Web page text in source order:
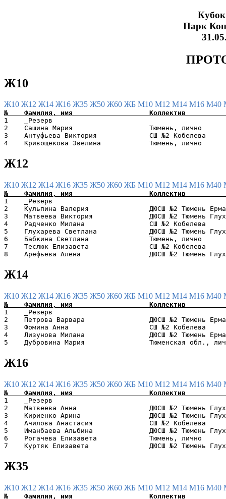
Парк
Ж10
Ж10 Ж12 Ж14 Ж16 Ж35 Ж50 Ж60 ЖБ М10 М12 М14 М16 М40
1    _Резерв
2    Сашина Мария                   Тюмень, лично
3    Антуфьева Виктория             СШ №2
Ж12
Ж10 Ж12 Ж14 Ж16 Ж35 Ж50 Ж60 ЖБ М10 М12 М14 М16 М40
1    _Резерв
2    Кульпина Валерия               ДЮСШ №2 Тюмень
3    Матвеева Виктория              ДЮСШ №2
4    Радченко Милана                СШ №2
5    Глухарева Светлана             ДЮСШ №2
6    Бабкина Светлана               Тюмень,
7    Теслюк Елизавета               СШ №2
Ж14
Ж10 Ж12 Ж14 Ж16 Ж35 Ж50 Ж60 ЖБ М10 М12 М14 М16 М40
1    _Резерв
2    Петрова Варвара                ДЮСШ №2 Тюмень
3    Фомина Анна                    СШ №2
4    Лизунова Милана                ДЮСШ №2 Тюмень
Ж16
Ж10 Ж12 Ж14 Ж16 Ж35 Ж50 Ж60 ЖБ М10 М12 М14 М16 М40
1    _Резерв
2    Матвеева Анна                  ДЮСШ №2 Тюмень
3    Кириенко Арина                 ДЮСШ №2 Тюмень
4    Ачилова Анастасия              СШ №2
5    Иманбаева Альбина              ДЮСШ №2
6    Рогачева Елизавета             Тюмень,
Ж35
Ж10 Ж12 Ж14 Ж16 Ж35 Ж50 Ж60 ЖБ М10 М12 М14 М16 М40